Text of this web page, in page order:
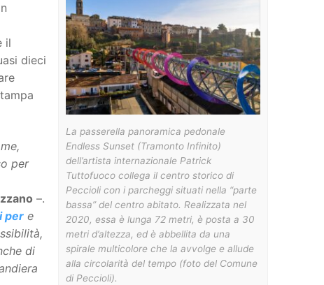
La passerella panoramica pedonale
Endless Sunset (Tramonto Infinito)
dell’artista internazionale Patrick
Tuttofuoco collega il centro storico di
Peccioli con i parcheggi situati nella “parte
bassa” del centro abitato. Realizzata nel
2020, essa è lunga 72 metri, è posta a 30
metri d’altezza, ed è abbellita da una
spirale multicolore che la avvolge e allude
alla circolarità del tempo (foto del Comune
di Peccioli).
il
dieci
per
–.
per e
di